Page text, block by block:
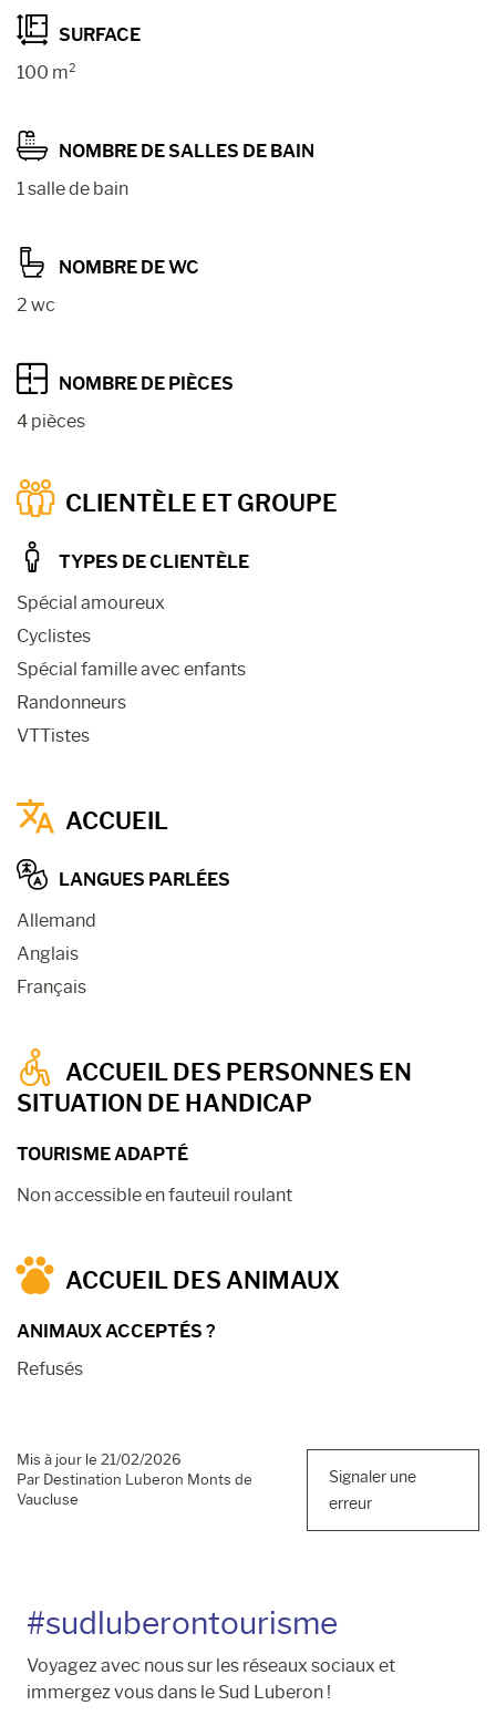
SURFACE
100 m²
NOMBRE DE SALLES DE BAIN
1 salle de bain
NOMBRE DE WC
2 wc
NOMBRE DE PIÈCES
4 pièces
CLIENTÈLE ET GROUPE
TYPES DE CLIENTÈLE
Spécial amoureux
Cyclistes
Spécial famille avec enfants
Randonneurs
VTTistes
ACCUEIL
LANGUES PARLÉES
Allemand
Anglais
Français
ACCUEIL DES PERSONNES EN
SITUATION DE HANDICAP
TOURISME ADAPTÉ
Non accessible en fauteuil roulant
ACCUEIL DES ANIMAUX
ANIMAUX ACCEPTÉS ?
Refusés
Mis à jour le 21/02/2026
Par Destination Luberon Monts de
Vaucluse
Signaler une
erreur
#sudluberontourisme
Voyagez avec nous sur les réseaux sociaux et
immergez vous dans le Sud Luberon !